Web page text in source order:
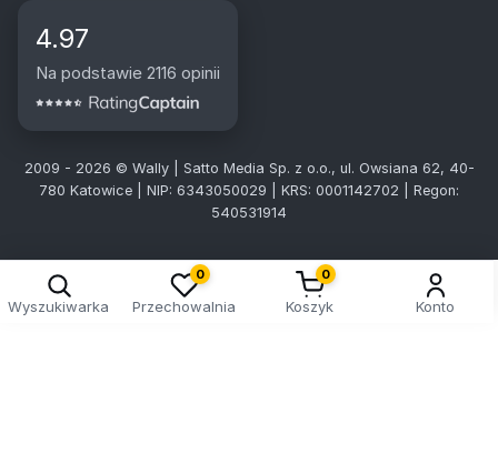
4.97
Na podstawie 2116 opinii
2009 - 2026 © Wally | Satto Media Sp. z o.o., ul. Owsiana 62, 40-
780 Katowice | NIP: 6343050029 | KRS: 0001142702 | Regon:
540531914
Wyszukiwarka
0
Przechowalnia
0
Koszyk Konto